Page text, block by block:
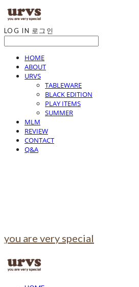
LOG IN 로그인
HOME
ABOUT
URVS
TABLEWARE
BLACK EDITION
PLAY ITEMS
SUMMER
MLM
REVIEW
CONTACT
Q&A
you are very special